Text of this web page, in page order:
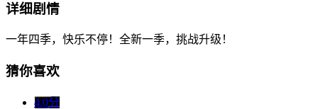
详细剧情
一年四季，快乐不停！全新一季，挑战升级！
猜你喜欢
4.0分